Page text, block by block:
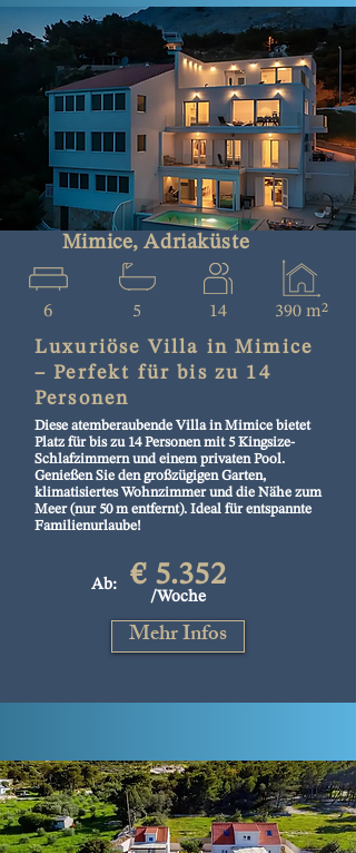
Mimice, Adriaküste
6 5 14 390 m²
Luxuriöse Villa in Mimice
– Perfekt für bis zu 14
Personen
Diese atemberaubende Villa in Mimice bietet
Platz für bis zu 14 Personen mit 5 Kingsize-
Schlafzimmern und einem privaten Pool.
Genießen Sie den großzügigen Garten,
klimatisiertes Wohnzimmer und die Nähe zum
Meer (nur 50 m entfernt). Ideal für entspannte
Familienurlaube!
Ab: € 5.352
/Woche
Mehr Infos